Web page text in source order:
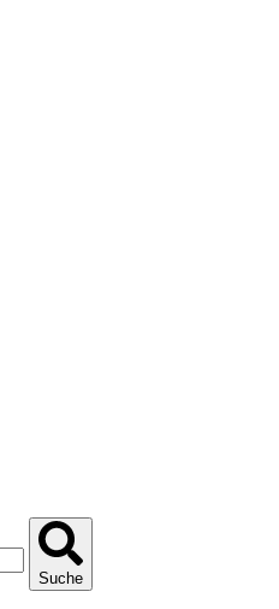
Suche